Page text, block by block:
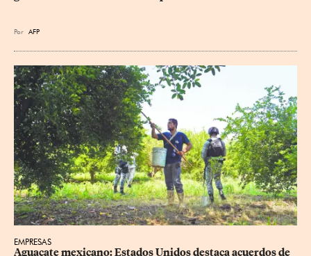
Por AFP
EMPRESAS
Aguacate mexicano: Estados Unidos destaca acuerdos de